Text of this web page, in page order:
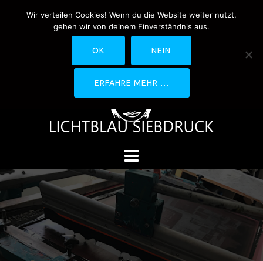
0170-4800361
drucken@lichtblau-
siebdruck.de
Schwedlerstraße 1 - 5 60314
Wir verteilen Cookies! Wenn du die Website weiter nutzt,
gehen wir von deinem Einverständnis aus.
OK NEIN
ERFAHRE MEHR …